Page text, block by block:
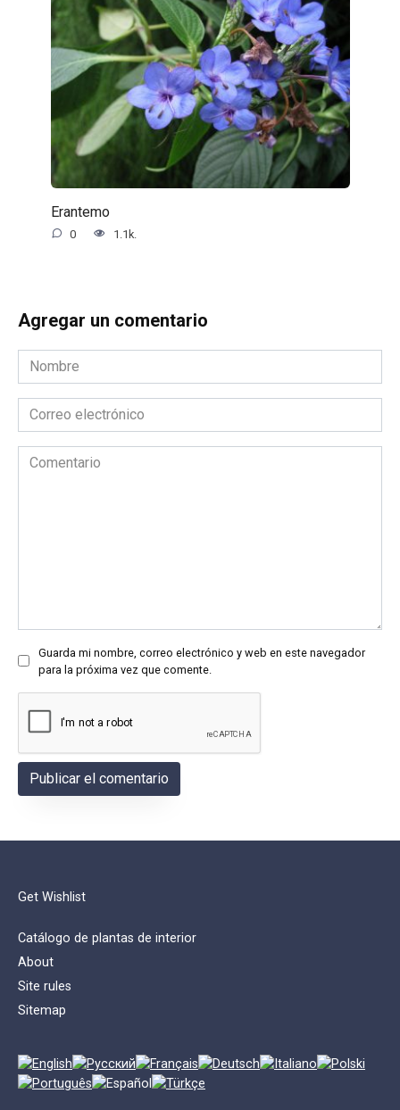
Erantemo
0 1.1k.
Agregar un comentario
Nombre
*
Correo
electrónico
*Comentario
Guarda mi nombre, correo electrónico y web en este navegador
para la próxima vez que comente.
Get Wishlist
Catálogo de plantas de interior
About
Site rules
Sitemap